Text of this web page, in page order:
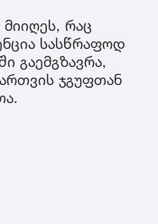
რაც
სასწრაფოდ
გაემგზავრა,
ჯგუფთან